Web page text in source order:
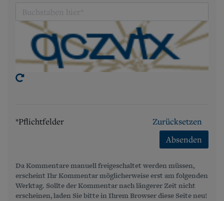
*Pflichtfelder
Zurücksetzen
Absenden
Da Kommentare manuell freigeschaltet werden müssen,
erscheint Ihr Kommentar möglicherweise erst am folgenden
Werktag. Sollte der Kommentar nach längerer Zeit nicht
erscheinen, laden Sie bitte in Ihrem Browser diese Seite neu!